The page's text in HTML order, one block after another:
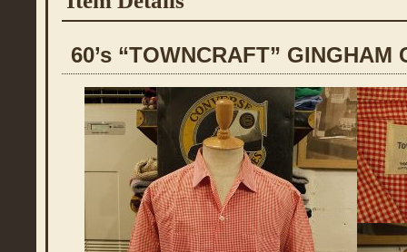
60’s “TOWNCRAFT” GINGHAM